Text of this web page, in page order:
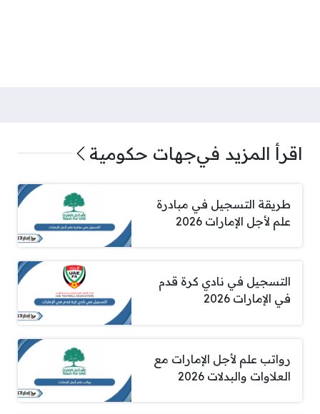
اقرأ المزيد فيجهات حكومية
طريقة التسجيل في مبادرة
علم لأجل الإمارات 2026
التسجيل في نادي كرة قدم
في الإمارات 2026
رواتب علم لأجل الإمارات مع
العلاوات والبدلات 2026